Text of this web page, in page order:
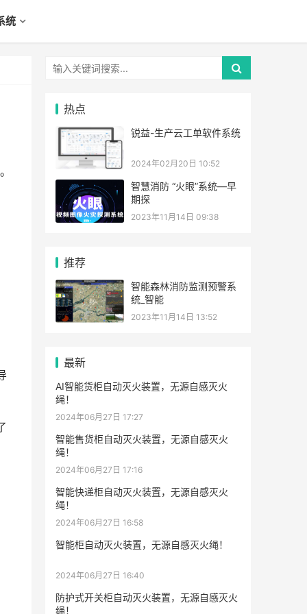
统
热点
锐益-生产云工单软件系统
2024年02月20日 10:52
智慧消防 “火眼”系统—早
期探
2023年11月14日 09:38
推荐
智能森林消防监测预警系
统_智能
2023年11月14日 13:52
最新
AI智能货柜自动灭火装置，无源自感灭火
绳！
2024年06月27日 17:27
智能售货柜自动灭火装置，无源自感灭火
绳！
2024年06月27日 17:16
智能快递柜自动灭火装置，无源自感灭火
绳！
2024年06月27日 16:58
智能柜自动灭火装置，无源自感灭火绳！
2024年06月27日 16:40
防护式开关柜自动灭火装置，无源自感灭火
绳！